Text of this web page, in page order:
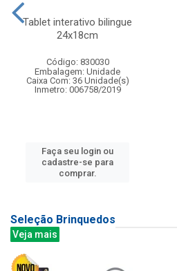
Tablet interativo bilingue
24x18cm
Código: 830030
Embalagem: Unidade
Caixa Com: 36 Unidade(s)
Inmetro: 006758/2019
Faça seu login ou
cadastre-se para
comprar.
Seleção Brinquedos
Veja mais